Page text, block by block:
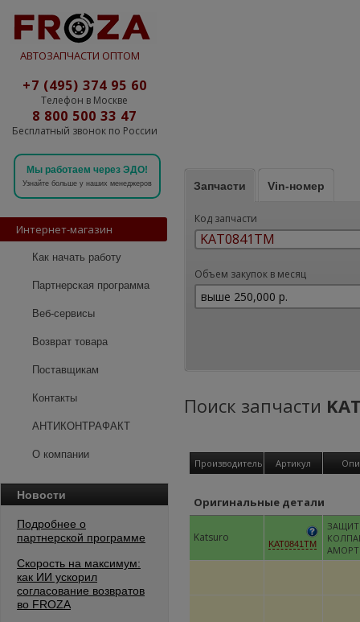
АВТОЗАПЧАСТИ ОПТОМ
+7 (495) 374 95 60
Телефон в Москве
8 800 500 33 47
Бесплатный звонок по России
Мы работаем через ЭДО!
Узнайте больше у наших менеджеров
Интернет-магазин
Как начать работу
Партнерская программа
Веб-сервисы
Возврат товара
Поставщикам
Контакты
АНТИКОНТРАФАКТ
О компании
Новости
Подробнее о
партнерской программе
Скорость на максимум:
как ИИ ускорил
согласование возвратов
во FROZA
Запчасти Vin-номер
Код запчасти
Объем закупок в месяц
Поиск запчасти
Производитель Артикул
Оригинальные детали
Katsuro KAT0841TM